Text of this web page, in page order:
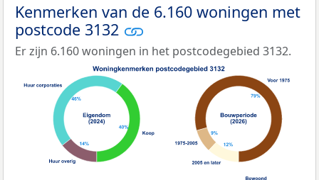
Kenmerken van de 6.160 woningen met
postcode 3132
Er zijn 6.160 woningen in het postcodegebied 3132.